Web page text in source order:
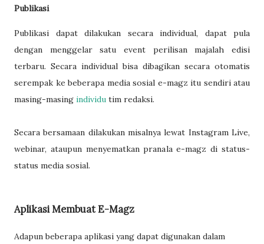
Publikasi
Publikasi dapat dilakukan secara individual, dapat pula
dengan menggelar satu event perilisan majalah edisi
terbaru. Secara individual bisa dibagikan secara otomatis
serempak ke beberapa media sosial e-magz itu sendiri atau
masing-masing individu tim redaksi.
Secara bersamaan dilakukan misalnya lewat Instagram Live,
webinar, ataupun menyematkan pranala e-magz di status-
status media sosial.
Aplikasi Membuat E-Magz
Adapun beberapa aplikasi yang dapat digunakan dalam